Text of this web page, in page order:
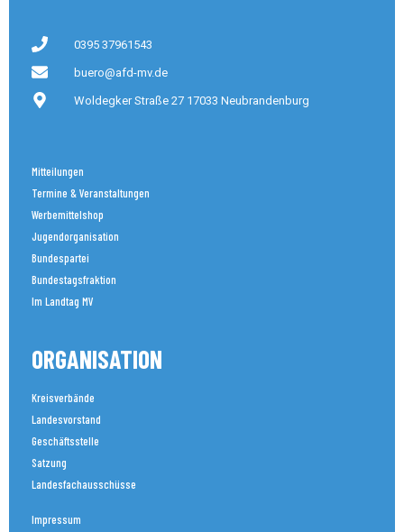
0395 37961543
buero@afd-mv.de
Woldegker Straße 27 17033 Neubrandenburg
Mitteilungen
Termine & Veranstaltungen
Werbemittelshop
Jugendorganisation
Bundespartei
Bundestagsfraktion
Im Landtag MV
ORGANISATION
Kreisverbände
Landesvorstand
Geschäftsstelle
Satzung
Landesfachausschüsse
Impressum